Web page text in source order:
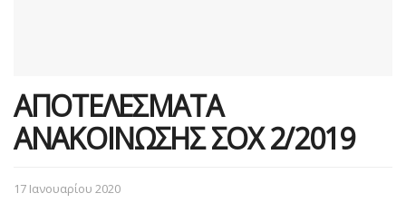
ΑΠΟΤΕΛΕΣΜΑΤΑ
ΑΝΑΚΟΙΝΩΣΗΣ ΣΟΧ 2/2019
17 Ιανουαρίου 2020